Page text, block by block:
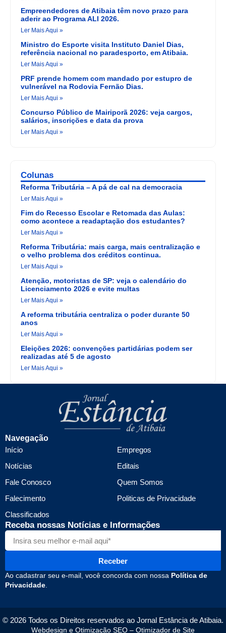
Empreendedores de Atibaia têm novo prazo para
aderir ao Programa ALI 2026.
Ler Mais Aqui »
Ministro do Esporte visita Instituto Daniel Dias,
referência nacional no paradesporto, em Atibaia.
Ler Mais Aqui »
PRF prende homem com mandado por estupro de
vulnerável na Rodovia Fernão Dias.
Ler Mais Aqui »
Concurso Público de Mairiporã 2026: veja cargos,
salários, inscrições e data da prova
Ler Mais Aqui »
Colunas
Reforma Tributária – A pá de cal na democracia
Ler Mais Aqui »
Fim do Recesso Escolar e Retomada das Aulas:
como acontece a readaptação dos estudantes?
Ler Mais Aqui »
Reforma Tributária: mais carga, mais centralização e
o velho problema dos créditos continua.
Ler Mais Aqui »
Atenção, motoristas de SP: veja o calendário do
Licenciamento 2026 e evite multas
Ler Mais Aqui »
A reforma tributária centraliza o poder durante 50
anos
Ler Mais Aqui »
Eleições 2026: convenções partidárias podem ser
realizadas até 5 de agosto
Ler Mais Aqui »
Navegação
Início
Notícias
Fale Conosco
Falecimento
Classificados
Empregos
Editais
Quem Somos
Politicas de Privacidade
Receba nossas Notícias e Informações
Receber
Ao cadastrar seu e-mail, você concorda com nossa Política de
Privacidade.
© 2026 Todos os Direitos reservados ao Jornal Estância de Atibaia.
Webdesign e Otimização SEO – Otimizador de Site